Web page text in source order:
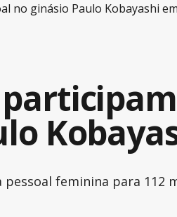
no ginásio Paulo Kobayashi
feminina para